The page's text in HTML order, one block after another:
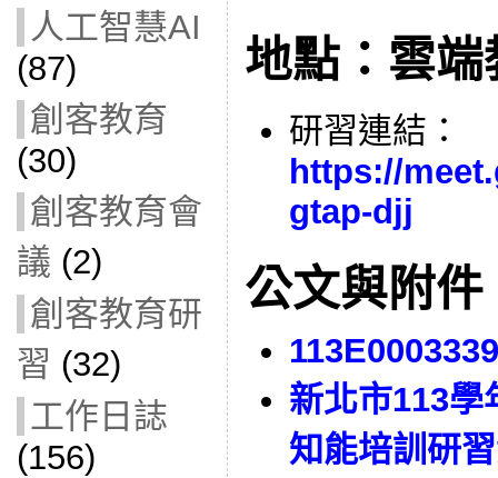
人工智慧AI
(87)
創客教育
(30)
創客教育會
議 (2)
創客教育研
習 (32)
工作日誌
(156)
地點：雲端
研習連結：
https://
gtap-djj
公文與附件
113E0003339
新北市113學
知能培訓研